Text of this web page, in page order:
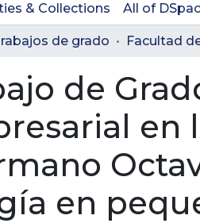
& Collections All of
de grado
de
en
en